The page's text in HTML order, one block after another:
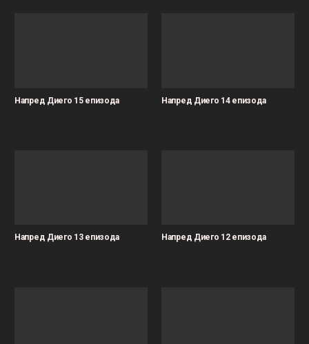
Напред Диего 15 епизода Напред Диего 14 епизода
Напред Диего 13 епизода Напред Диего 12 епизода